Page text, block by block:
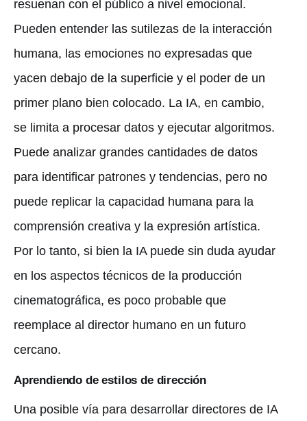
resuenan con el público a nivel emocional.
Pueden entender las sutilezas de la interacción
humana, las emociones no expresadas que
yacen debajo de la superficie y el poder de un
primer plano bien colocado. La IA, en cambio,
se limita a procesar datos y ejecutar algoritmos.
Puede analizar grandes cantidades de datos
para identificar patrones y tendencias, pero no
puede replicar la capacidad humana para la
comprensión creativa y la expresión artística.
Por lo tanto, si bien la IA puede sin duda ayudar
en los aspectos técnicos de la producción
cinematográfica, es poco probable que
reemplace al director humano en un futuro
cercano.
Aprendiendo de estilos de dirección
Una posible vía para desarrollar directores de IA